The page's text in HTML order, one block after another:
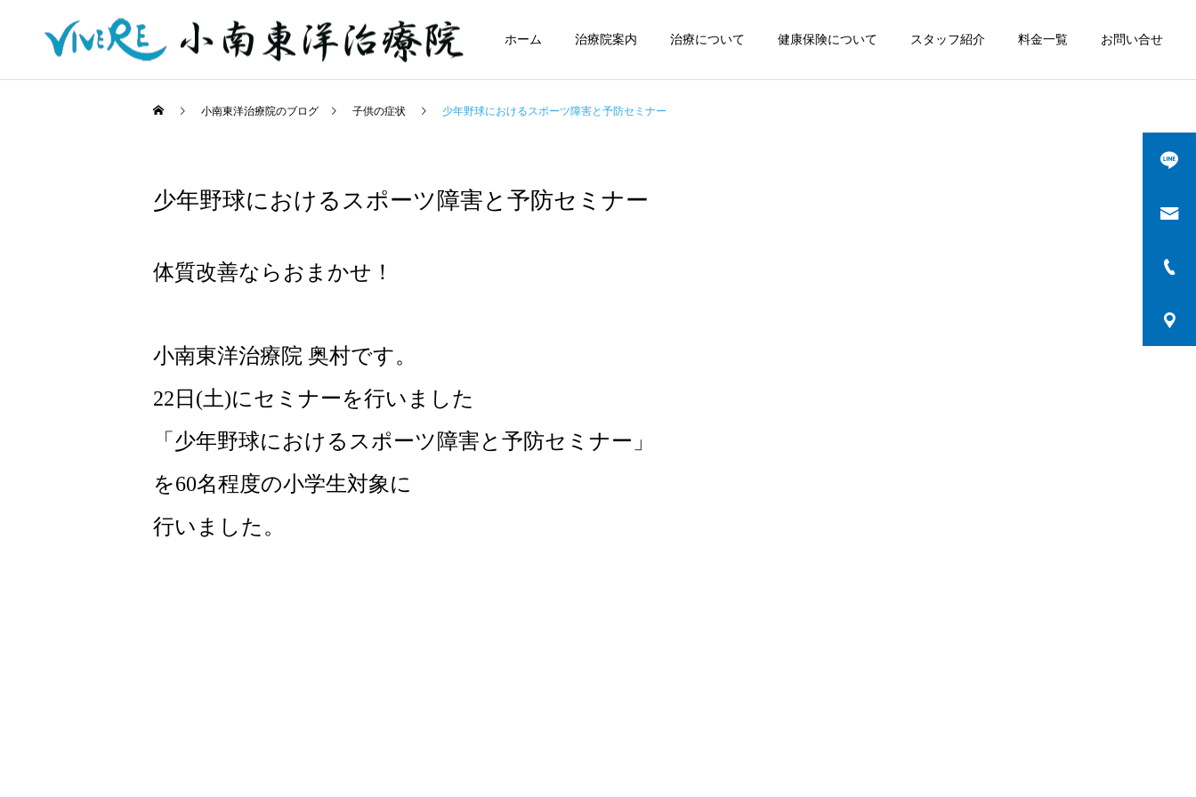
ホーム 治療院案内 治療について 健康保険について スタッフ紹介 料金一覧 お問い合せ
小南東洋治療院のブログ 子供の症状 少年野球におけるスポーツ障害と予防セミナー
少年野球におけるスポーツ障害と予防セミナー
体質改善ならおまかせ！
小南東洋治療院 奥村です。
22日(土)にセミナーを行いました
「少年野球におけるスポーツ障害と予防セミナー」
を60名程度の小学生対象に
行いました。